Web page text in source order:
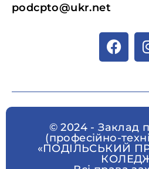
podcpto@ukr.net
© 2024 - Заклад
(професійно-
«ПОДІЛЬСЬКИЙ